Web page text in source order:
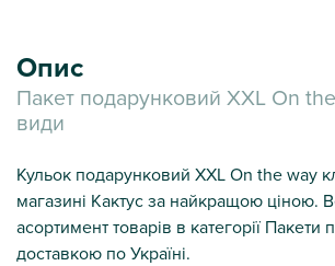
Опис
Пакет подарунковий XXL On
види
Кульок подарунковий XXL On the way
магазині Кактус за найкращою ціною.
асортимент товарів в категорії Пакети
доставкою по Україні.